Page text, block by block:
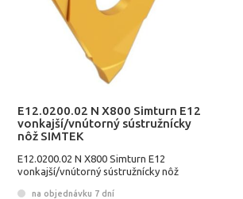
E12.0200.02 N X800 Simturn E12
vonkajší/vnútorný sústružnícky
nôž SIMTEK
E12.0200.02 N X800 Simturn E12
vonkajší/vnútorný sústružnícky nôž
na objednávku 7 dní